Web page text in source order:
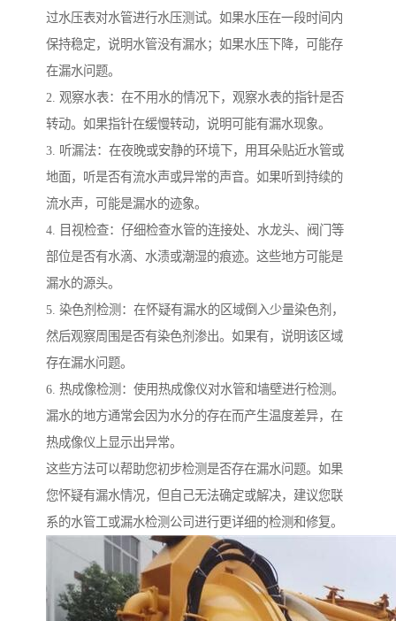
过水压表对水管进行水压测试。如果水压在一段时间内
保持稳定，说明水管没有漏水；如果水压下降，可能存
在漏水问题。
2. 观察水表：在不用水的情况下，观察水表的指针是否
转动。如果指针在缓慢转动，说明可能有漏水现象。
3. 听漏法：在夜晚或安静的环境下，用耳朵贴近水管或
地面，听是否有流水声或异常的声音。如果听到持续的
流水声，可能是漏水的迹象。
4. 目视检查：仔细检查水管的连接处、水龙头、阀门等
部位是否有水滴、水渍或潮湿的痕迹。这些地方可能是
漏水的源头。
5. 染色剂检测：在怀疑有漏水的区域倒入少量染色剂，
然后观察周围是否有染色剂渗出。如果有，说明该区域
存在漏水问题。
6. 热成像检测：使用热成像仪对水管和墙壁进行检测。
漏水的地方通常会因为水分的存在而产生温度差异，在
热成像仪上显示出异常。
这些方法可以帮助您初步检测是否存在漏水问题。如果
您怀疑有漏水情况，但自己无法确定或解决，建议您联
系的水管工或漏水检测公司进行更详细的检测和修复。